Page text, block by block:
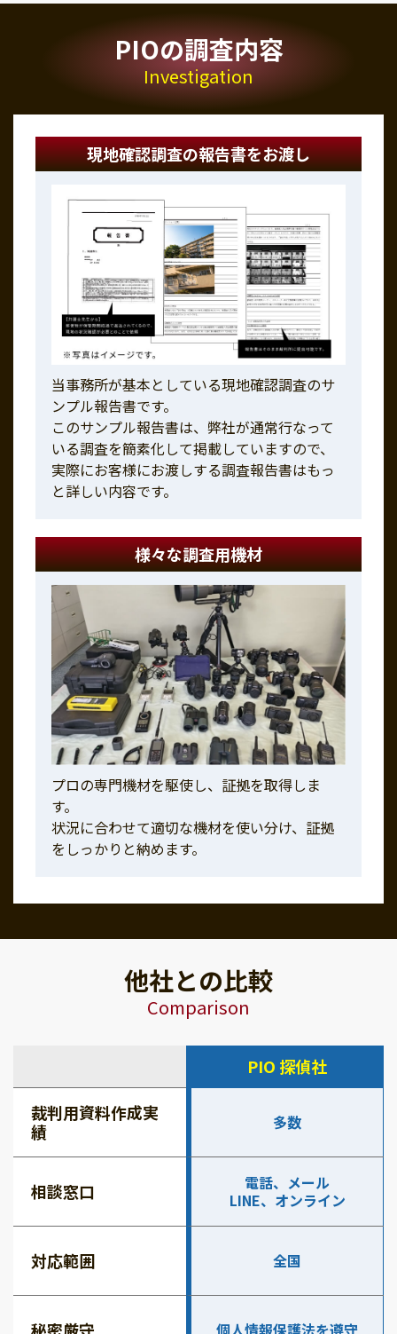
PIOの調査内容
Investigation
現地確認調査の報告書をお渡し
当事務所が基本としている現地確認調査のサ
ンプル報告書です。
このサンプル報告書は、弊社が通常行なって
いる調査を簡素化して掲載していますので、
実際にお客様にお渡しする調査報告書はもっ
と詳しい内容です。
様々な調査用機材
プロの専門機材を駆使し、証拠を取得しま
す。
状況に合わせて適切な機材を使い分け、証拠
をしっかりと納めます。
他社との比較
Comparison
PIO 探偵社
裁判用資料作成実
績
多数
相談窓口
電話、メール
LINE、オンライン
対応範囲 全国
秘密厳守 個人情報保護法を遵守